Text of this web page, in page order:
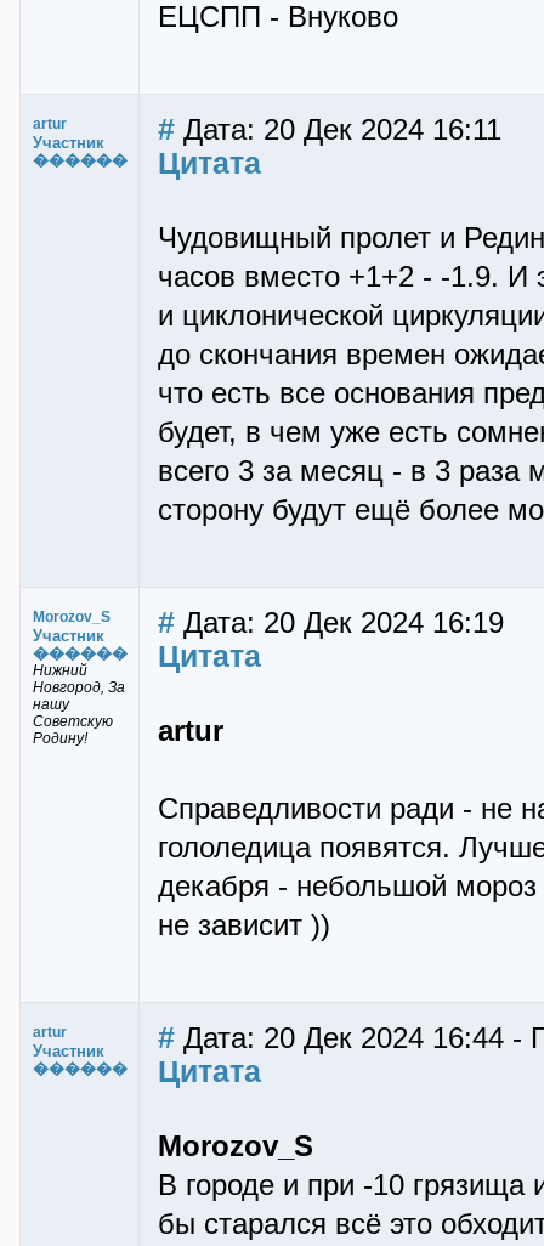
ЕЦСПП - Внуково
artur
Участник
������
# Дата: 20 Дек 2024 16:11
Цитата
Чудовищный пролет и
часов вместо +1+2 - -1.9. И
и циклонической
до скончания времен
что есть все основания
будет, в чем уже есть
всего 3 за месяц - в 3
сторону будут ещё более
Morozov_S
Участник
������
Нижний
Новгород, За
нашу
Советскую
Родину!
# Дата: 20 Дек 2024 16:19
Цитата
artur
Справедливости ради - не
гололедица появятся.
декабря - небольшой
не зависит ))
artur
Участник
������
# Дата: 20 Дек 2024 16:44 -
Цитата
Morozov_S
В городе и при -10 грязища
бы старался всё это